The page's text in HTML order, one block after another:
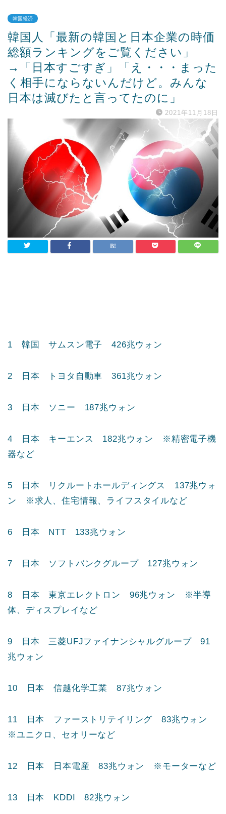
Powered by livedoor 相互RSS
韓国経済
韓国人「最新の韓国と日本企業の時価
総額ランキングをご覧ください」
→「日本すごすぎ」「え・・・まった
く相手にならないんだけど。みんな
日本は滅びたと言ってたのに」
2021年11月18日
1 韓国 サムスン電子 426兆ウォン
2 日本 トヨタ自動車 361兆ウォン
3 日本 ソニー 187兆ウォン
4 日本 キーエンス 182兆ウォン ※精密電子機
器など
5 日本 リクルートホールディングス 137兆ウォ
ン ※求人、住宅情報、ライフスタイルなど
6 日本 NTT 133兆ウォン
7 日本 ソフトバンクグループ 127兆ウォン
8 日本 東京エレクトロン 96兆ウォン ※半導
体、ディスプレイなど
9 日本 三菱UFJファイナンシャルグループ 91
兆ウォン
10 日本 信越化学工業 87兆ウォン
11 日本 ファーストリテイリング 83兆ウォン
※ユニクロ、セオリーなど
12 日本 日本電産 83兆ウォン ※モーターなど
13 日本 KDDI 82兆ウォン